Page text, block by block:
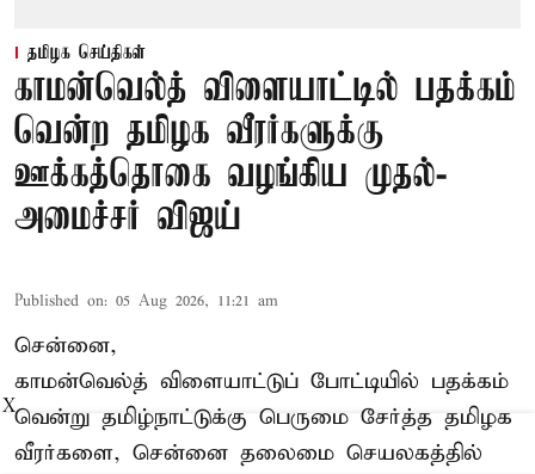
தமிழக செய்திகள்
காமன்வெல்த் விளையாட்டில் பதக்கம்
வென்ற தமிழக வீரர்களுக்கு
ஊக்கத்தொகை வழங்கிய முதல்-
அமைச்சர் விஜய்
Published on: 05 Aug 2026, 11:21 am
சென்னை,
காமன்வெல்த் விளையாட்டுப் போட்டியில் பதக்கம்
வென்று தமிழ்நாட்டுக்கு பெருமை சேர்த்த தமிழக
வீரர்களை, சென்னை தலைமை செயலகத்தில்
X